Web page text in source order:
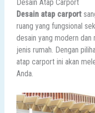
Desain Atap Carport
Desain atap carport
ruang yang fungsional
desain yang modern
jenis rumah. Dengan
atap carport ini akan
Anda.